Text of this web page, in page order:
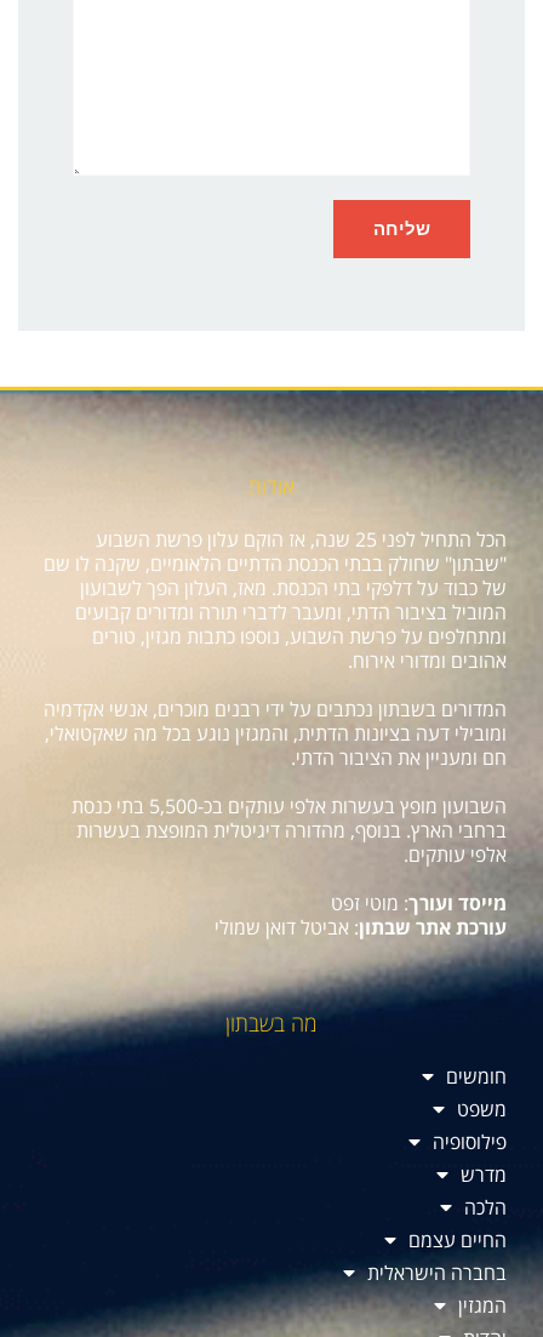
אודות
הכל התחיל לפני 25 שנה, אז הוקם עלון פרשת השבוע
"שבתון" שחולק בבתי הכנסת הדתיים הלאומיים, שקנה לו שם
של כבוד על דלפקי בתי הכנסת. מאז, העלון הפך לשבועון
המוביל בציבור הדתי, ומעבר לדברי תורה ומדורים קבועים
ומתחלפים על פרשת השבוע, נוספו כתבות מגזין, טורים
אהובים ומדורי אירוח.
המדורים בשבתון נכתבים על ידי רבנים מוכרים, אנשי אקדמיה
ומובילי דעה בציונות הדתית, והמגזין נוגע בכל מה שאקטואלי,
חם ומעניין את הציבור הדתי.
השבועון מופץ בעשרות אלפי עותקים בכ-5,500 בתי כנסת
ברחבי הארץ. בנוסף, מהדורה דיגיטלית המופצת בעשרות
אלפי עותקים.
מייסד ועורך: מוטי זפט
עורכת אתר שבתון: אביטל דואן שמולי
מה בשבתון
חומשים
משפט
פילוסופיה
מדרש
הלכה
החיים עצמם
בחברה הישראלית
המגזין